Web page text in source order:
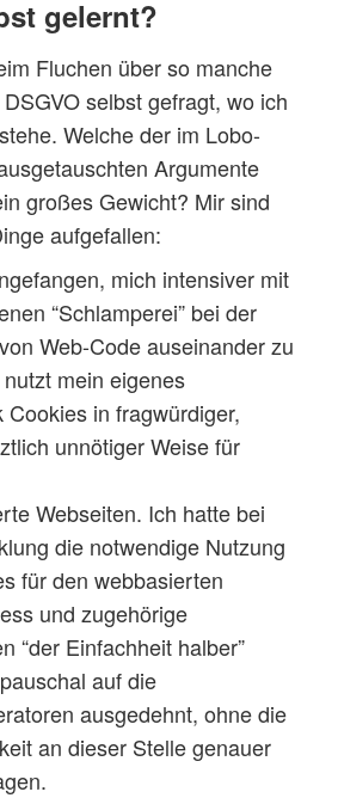
gelernt?
Fluchen über so manche
selbst gefragt, wo ich
Welche der im Lobo-
Argumente
großes Gewicht? Mir sind
aufgefallen:
mich intensiver mit
“Schlamperei” bei der
Web-Code auseinander zu
mein eigenes
Cookies in fragwürdiger,
unnötiger Weise für
Webseiten. Ich hatte bei
die notwendige Nutzung
für den webbasierten
und zugehörige
“der Einfachheit halber”
auf die
ausgedehnt, ohne die
an dieser Stelle genauer